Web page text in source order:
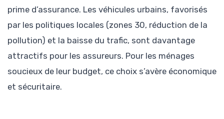
prime d’assurance. Les véhicules urbains, favorisés
par les politiques locales (zones 30, réduction de la
pollution) et la baisse du trafic, sont davantage
attractifs pour les assureurs. Pour les ménages
soucieux de leur budget, ce choix s’avère économique
et sécuritaire.